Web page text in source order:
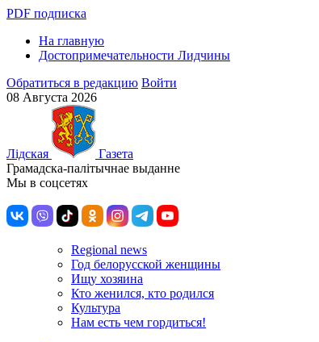
PDF подписка
На главную
Достопримечательности Лидчины
Обратиться в редакцию Войти
08 Августа 2026
Лiдская
Газета
Грамадска-палiтычнае выданне
Мы в соцсетях
Regional news
Год белорусской женщины
Ищу хозяина
Кто женился, кто родился
Культура
Нам есть чем гордиться!